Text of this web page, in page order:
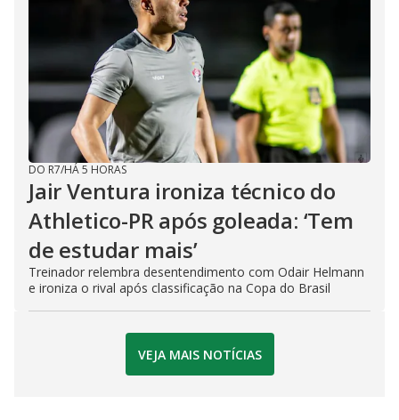
DO R7/HÁ 5 HORAS
Jair Ventura ironiza técnico do
Athletico-PR após goleada: ‘Tem
de estudar mais’
Treinador relembra desentendimento com Odair Helmann
e ironiza o rival após classificação na Copa do Brasil
VEJA MAIS NOTÍCIAS